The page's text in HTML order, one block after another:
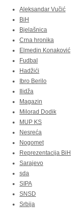
Aleksandar Vučić
BiH
Bjelašnica
Crna hronika
Elmedin Konaković
Fudbal
Hadžići
Ibro Berilo
Ilidža
Magazin
Milorad Dodik
MUP KS
Nesreća
Nogomet
Reprezentacija BiH
Sarajevo
sda
SIPA
SNSD
Srbija